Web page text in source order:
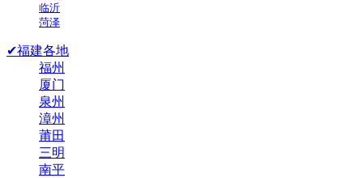
临沂
菏泽
✔福建各地
福州
厦门
泉州
漳州
莆田
三明
南平